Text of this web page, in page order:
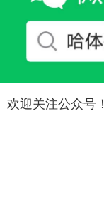
欢迎关注公众号！